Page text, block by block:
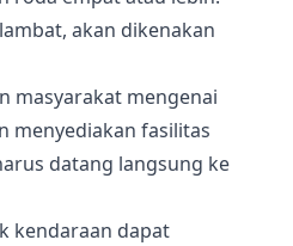
akan dikenakan
masyarakat mengenai
menyediakan fasilitas
datang langsung ke
kendaraan dapat